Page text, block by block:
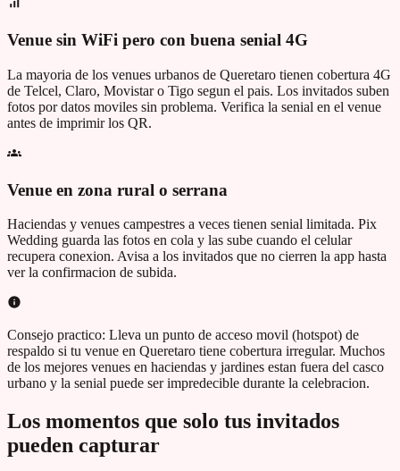
Venue sin WiFi pero con buena senial 4G
La mayoria de los venues urbanos de Queretaro tienen cobertura 4G
de Telcel, Claro, Movistar o Tigo segun el pais. Los invitados suben
fotos por datos moviles sin problema. Verifica la senial en el venue
antes de imprimir los QR.
Venue en zona rural o serrana
Haciendas y venues campestres a veces tienen senial limitada. Pix
Wedding guarda las fotos en cola y las sube cuando el celular
recupera conexion. Avisa a los invitados que no cierren la app hasta
ver la confirmacion de subida.
Consejo practico: Lleva un punto de acceso movil (hotspot) de
respaldo si tu venue en Queretaro tiene cobertura irregular. Muchos
de los mejores venues en haciendas y jardines estan fuera del casco
urbano y la senial puede ser impredecible durante la celebracion.
Los momentos que solo tus invitados
pueden capturar